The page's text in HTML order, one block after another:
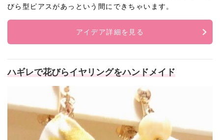
びら型ピアスがあっという間にできちゃいます。
アイデア詳細を見る
ハギレで花びらイヤリングをハンドメイド